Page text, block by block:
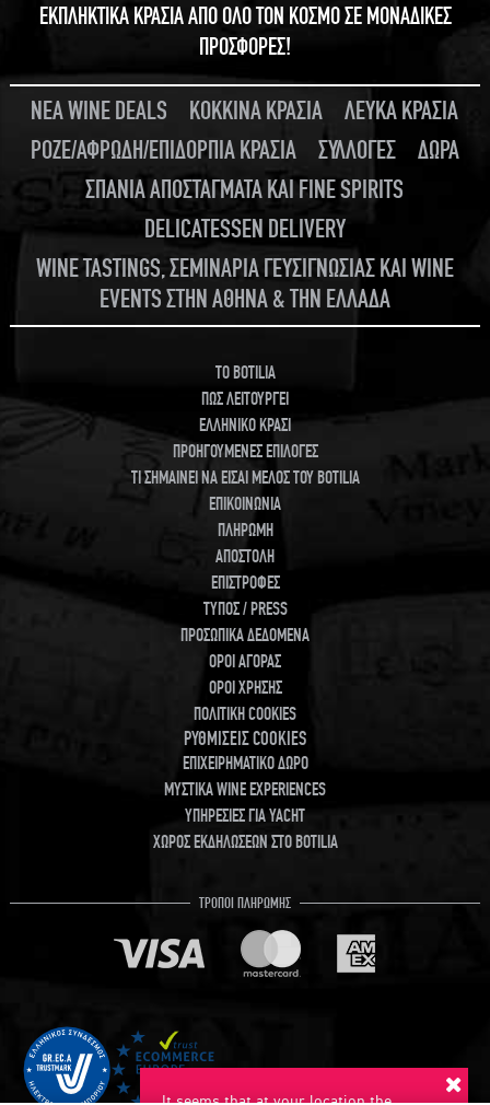
It seems that at your location the
ΕΚΠΛΗΚΤΙΚΑ ΚΡΑΣΙΑ ΑΠΟ ΟΛΟ ΤΟΝ ΚΟΣΜΟ ΣΕ ΜΟΝΑΔΙΚΕΣ
ΠΡΟΣΦΟΡΕΣ!
ΝΕΑ WINE DEALS ΚΟΚΚΙΝΑ ΚΡΑΣΙΑ
ΛΕΥΚΑ ΚΡΑΣΙΑ
ΡΟΖΕ/ΑΦΡΩΔΗ/ΕΠΙΔΟΡΠΙΑ ΚΡΑΣΙΑ
ΣΥΛΛΟΓΕΣ
ΔΩΡΑ
ΣΠΑΝΙΑ ΑΠΟΣΤΑΓΜΑΤΑ ΚΑΙ FINE SPIRITS
DELICATESSEN DELIVERY
WINE TASTINGS, ΣΕΜΙΝΑΡΙΑ ΓΕΥΣΙΓΝΩΣΙΑΣ ΚΑΙ WINE
EVENTS ΣΤΗΝ ΑΘΗΝΑ & ΤΗΝ ΕΛΛΑΔΑ
TO BOTILIA
ΠΩΣ ΛΕΙΤΟΥΡΓΕΙ
ΕΛΛΗΝΙΚΟ ΚΡΑΣΙ
ΠΡΟΗΓΟΥΜΕΝΕΣ ΕΠΙΛΟΓΕΣ
ΤΙ ΣΗΜΑΙΝΕΙ ΝΑ ΕΙΣΑΙ ΜΕΛΟΣ ΤΟΥ BOTILIA
ΕΠΙΚΟΙΝΩΝΙΑ
ΠΛΗΡΩΜΗ
ΑΠΟΣΤΟΛΗ
ΕΠΙΣΤΡΟΦΕΣ
ΤΥΠΟΣ / PRESS
ΠΡΟΣΩΠΙΚΑ ΔΕΔΟΜΕΝΑ
ΟΡΟΙ ΑΓΟΡΑΣ
ΟΡΟΙ ΧΡΗΣΗΣ
ΠΟΛΙΤΙΚΗ COOKIES
ΡΥΘΜΙΣΕΙΣ COOKIES
ΕΠΙΧΕΙΡΗΜΑΤΙΚΟ ΔΩΡΟ
ΜΥΣΤΙΚΑ WINE EXPERIENCES
ΥΠΗΡΕΣΙΕΣ ΓΙΑ YACHT
ΧΩΡΟΣ ΕΚΔΗΛΩΣΕΩΝ ΣΤΟ BOTILIA
ΤΡΟΠΟΙ ΠΛΗΡΩΜΗΣ